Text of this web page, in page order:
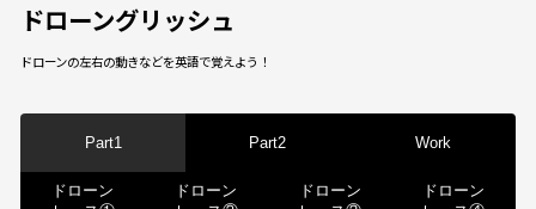
ドローングリッシュ
ドローンの左右の動きなどを英語で覚えよう！
Part1 Part2 Work
ドローン
ドローン
ドローン
ドローン